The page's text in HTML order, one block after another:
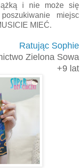
i nie może się
miejsc
MIEĆ.
Ratując Sophie
Zielona Sowa
+9 lat